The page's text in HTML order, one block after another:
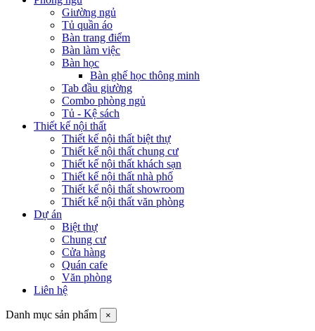
Giường ngủ
Tủ quần áo
Bàn trang điểm
Bàn làm việc
Bàn học
Bàn ghế học thông minh
Tab đầu giường
Combo phòng ngủ
Tủ - Kệ sách
Thiết kế nội thất
Thiết kế nội thất biệt thự
Thiết kế nội thất chung cư
Thiết kế nội thất khách sạn
Thiết kế nội thất nhà phố
Thiết kế nội thất showroom
Thiết kế nội thất văn phòng
Dự án
Biệt thự
Chung cư
Cửa hàng
Quán cafe
Văn phòng
Liên hệ
Danh mục sản phẩm ×